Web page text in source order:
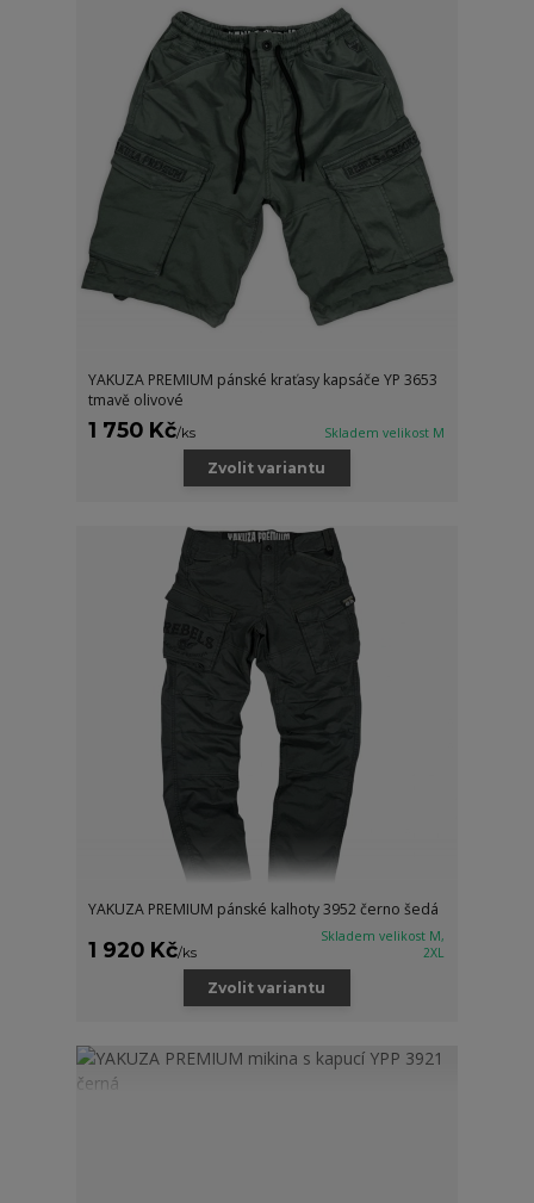
YAKUZA PREMIUM pánské kraťasy kapsáče YP 3653
tmavě olivové
1 750 Kč/ks Skladem velikost M
Zvolit variantu
YAKUZA PREMIUM pánské kalhoty 3952 černo šedá
1 920 Kč/ks
Skladem velikost M,
2XL
Zvolit variantu